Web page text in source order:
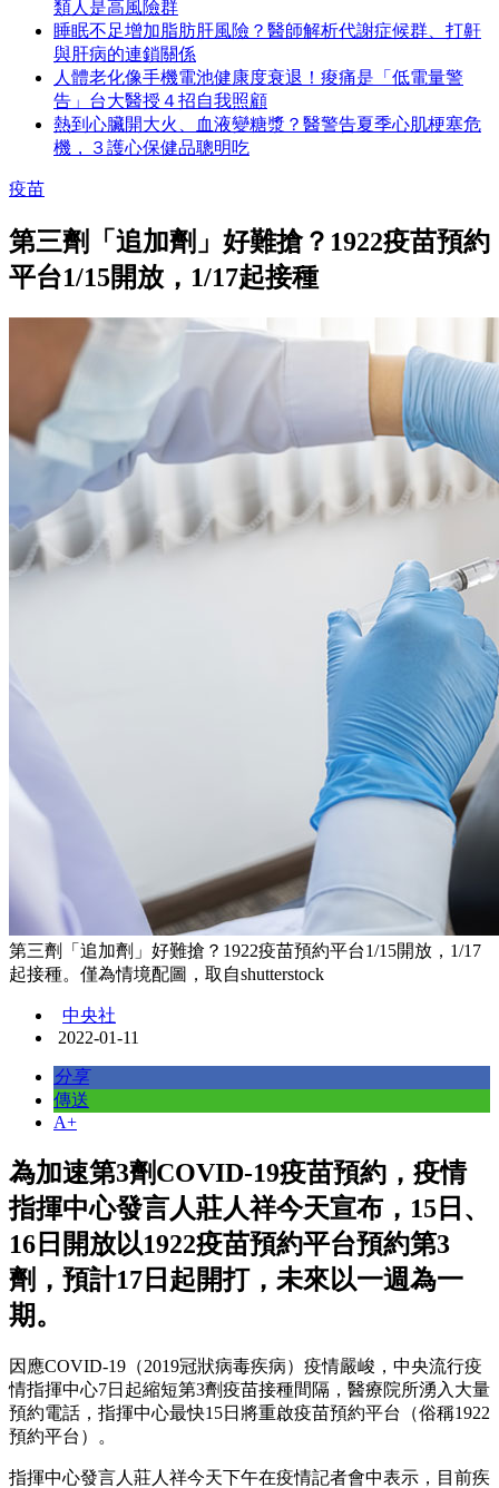
類人是高風險群
睡眠不足增加脂肪肝風險？醫師解析代謝症候群、打鼾
與肝病的連鎖關係
人體老化像手機電池健康度衰退！痠痛是「低電量警
告」台大醫授４招自我照顧
熱到心臟開大火、血液變糖漿？醫警告夏季心肌梗塞危
機，３護心保健品聰明吃
疫苗
第三劑「追加劑」好難搶？1922疫苗預約
平台1/15開放，1/17起接種
第三劑「追加劑」好難搶？1922疫苗預約平台1/15開放，1/17
起接種。僅為情境配圖，取自shutterstock
中央社
2022-01-11
分享
傳送
A+
為加速第3劑COVID-19疫苗預約，疫情
指揮中心發言人莊人祥今天宣布，15日、
16日開放以1922疫苗預約平台預約第3
劑，預計17日起開打，未來以一週為一
期。
因應COVID-19（2019冠狀病毒疾病）疫情嚴峻，中央流行疫
情指揮中心7日起縮短第3劑疫苗接種間隔，醫療院所湧入大量
預約電話，指揮中心最快15日將重啟疫苗預約平台（俗稱1922
預約平台）。
指揮中心發言人莊人祥今天下午在疫情記者會中表示，目前疾